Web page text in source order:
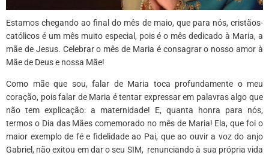
Estamos chegando ao final do mês de maio, que para nós, cristãos-
católicos é um mês muito especial, pois é o mês dedicado à Maria, a
mãe de Jesus. Celebrar o mês de Maria é consagrar o nosso amor à
Mãe de Deus e nossa Mãe!
Como mãe que sou, falar de Maria toca profundamente o meu
coração, pois falar de Maria é tentar expressar em palavras algo que
não tem explicação: a maternidade! E, quanta honra para nós,
termos o Dia das Mães comemorado no mês de Maria! Ela,que foi o
maior exemplo de fé e fidelidade ao Pai, queao ouvir a voz do anjo
Gabriel, não exitou em dar o seu SIM, renunciando à sua própria vida